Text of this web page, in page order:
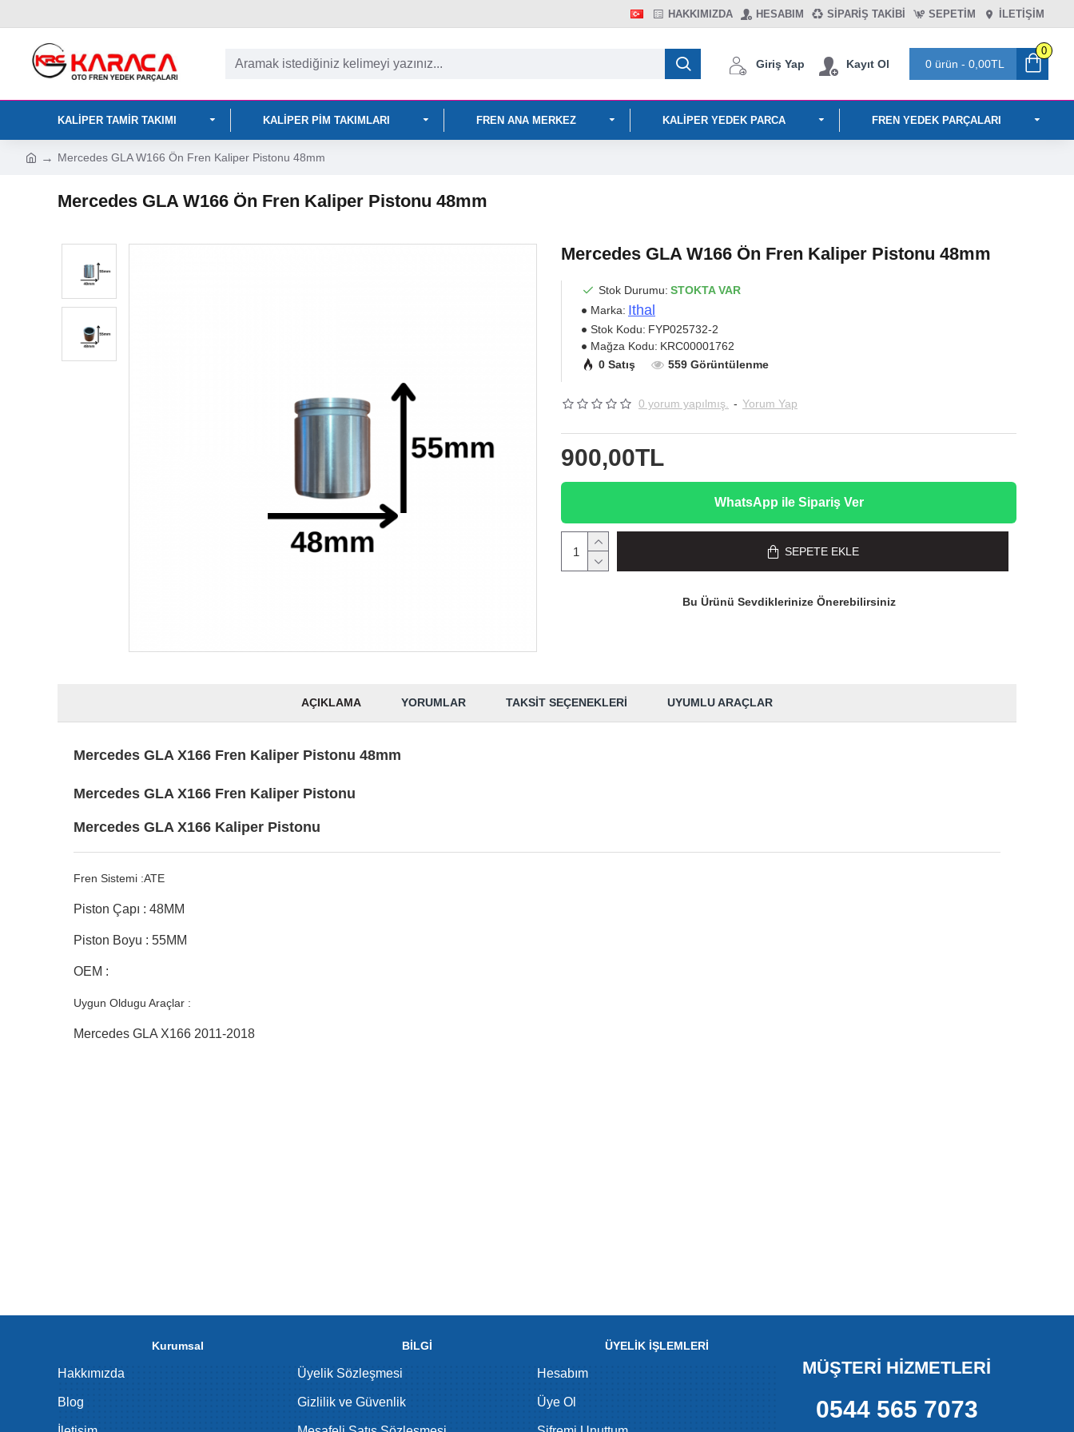
HAKKIMIZDA HESABIM SIPARIŞ TAKIBI SEPETIM İLETİŞİM
Giriş Yap Kayıt Ol 0 ürün - 0,00TL
0
KALIPER TAMIR TAKIMI KALIPER PIM TAKIMLARI FREN ANA MERKEZ KALIPER YEDEK PARCA FREN YEDEK PARÇALARI
Mercedes GLA W166 Ön Fren Kaliper Pistonu 48mm
Mercedes GLA W166 Ön Fren Kaliper Pistonu 48mm
Mercedes GLA W166 Ön Fren Kaliper Pistonu 48mm
Stok Durumu: STOKTA VAR
Marka: Ithal
Stok Kodu: FYP025732-2
Mağza Kodu: KRC00001762
0 Satış
559 Görüntülenme
0 yorum yapılmış. - Yorum Yap
900,00TL
WhatsApp ile Sipariş Ver
SEPETE EKLE
Bu Ürünü Sevdiklerinize Önerebilirsiniz
AÇIKLAMA YORUMLAR TAKSIT SEÇENEKLERI UYUMLU ARAÇLAR
Mercedes GLA X166 Fren Kaliper Pistonu 48mm
Mercedes GLA X166 Fren Kaliper Pistonu
Mercedes GLA X166 Kaliper Pistonu
Fren Sistemi :ATE
Piston Çapı : 48MM
Piston Boyu : 55MM
OEM :
Uygun Oldugu Araçlar :
Mercedes GLA X166 2011-2018
Kurumsal
Hakkımızda
Blog
BİLGİ
Üyelik Sözleşmesi
Gizlilik ve Güvenlik
ÜYELİK İŞLEMLERİ
Hesabım
Üye Ol
MÜŞTERİ HİZMETLERİ
0544 565 7073